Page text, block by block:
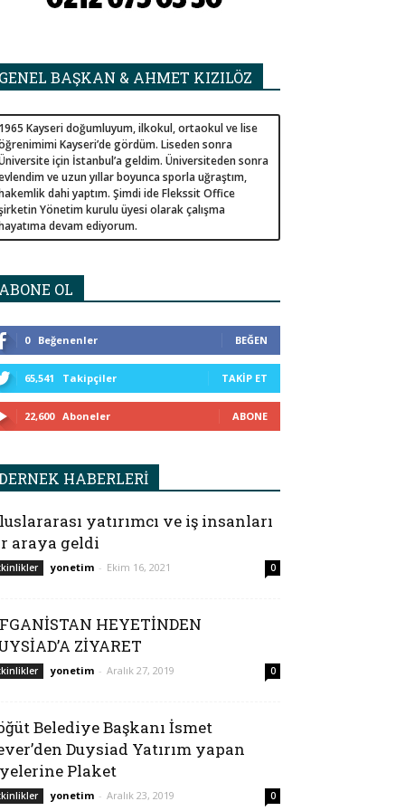
GENEL BAŞKAN & AHMET KIZILÖZ
1965 Kayseri doğumluyum, ilkokul, ortaokul ve lise
Kayseri’de gördüm. Liseden sonra
için İstanbul’a geldim. Üniversiteden sonra
ve uzun yıllar boyunca sporla uğraştım,
dahi yaptım. Şimdi ide Flekssit Office
Yönetim kurulu üyesi olarak çalışma
devam ediyorum.
ABONE OL
0 Beğenenler BEĞEN
65,541 Takipçiler TAKIP ET
22,600 Aboneler ABONE
HABERLERİ
yatırımcı ve iş insanları
araya geldi
yonetim - Ekim 16, 2021 0
HEYETİNDEN
ZİYARET
yonetim - Aralık 27, 2019 0
Belediye Başkanı İsmet
Duysiad Yatırım yapan
Plaket
yonetim - Aralık 23, 2019 0